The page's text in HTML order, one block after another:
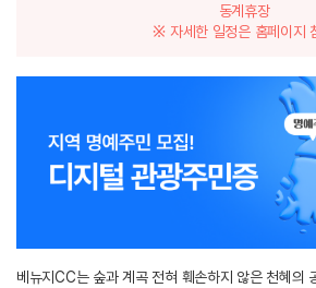
동계휴장
※ 자세한 일정은 홈페이지
베뉴지CC는 숲과 계곡 전혀 훼손하지 않은 천혜의